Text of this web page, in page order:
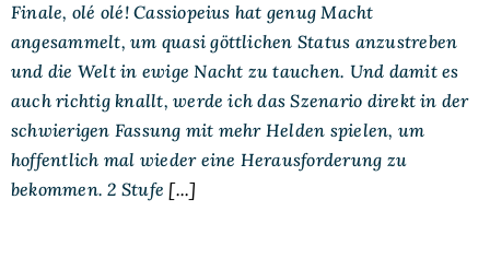
Finale, olé olé! Cassiopeius hat genug Macht
angesammelt, um quasi göttlichen Status anzustreben
und die Welt in ewige Nacht zu tauchen. Und damit es
auch richtig knallt, werde ich das Szenario direkt in der
schwierigen Fassung mit mehr Helden spielen, um
hoffentlich mal wieder eine Herausforderung zu
bekommen. 2 Stufe [...]